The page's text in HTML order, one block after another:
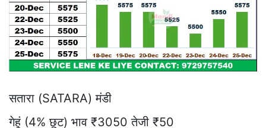
सतारा (SATARA) मंडी
गेहूं (4% छूट) भाव ₹3050 तेजी ₹50